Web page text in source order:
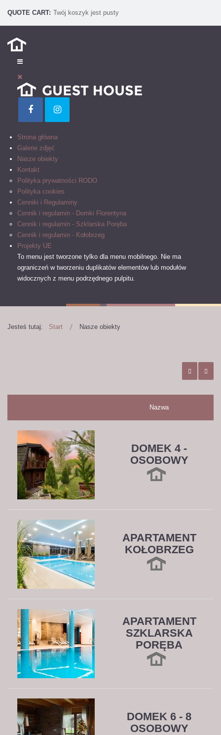
QUOTE CART: Twój koszyk jest pusty
Strona główna
Galerie zdjęć
Nasze obiekty
Kontakt
Polityka prywatności RODO
Polityka cookies
Cenniki i Regulaminy
Cennik i regulamin - Domki Florentyna
Cennik i regulamin - Szklarska Poręba
Cennik i regulamin - Kołobrzeg
Projekty UE
To menu jest tworzone tylko dla menu mobilnego.
Nie ma
ograniczeń w tworzeniu duplikatów elementów lub modułów
widocznych z menu podrzędnego pulpitu.
Jesteś tutaj: Start Nasze obiekty
Nazwa
DOMEK 4 -
OSOBOWY
APARTAMENT
KOŁOBRZEG
APARTAMENT
SZKLARSKA
PORĘBA
DOMEK 6 - 8
OSOBOWY